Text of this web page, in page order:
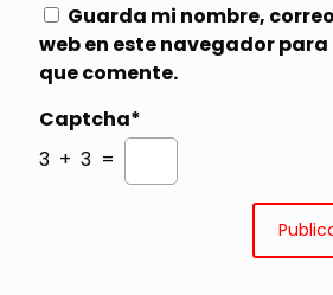
Guarda mi nombre,
web en este navegador
que comente.
Captcha*
3 + 3 =